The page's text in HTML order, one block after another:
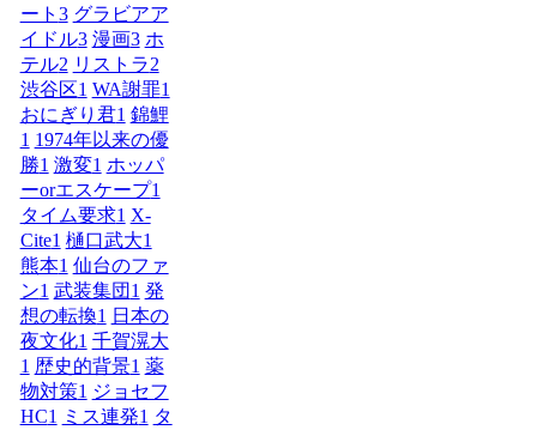
ート 3 グラビアア
イドル3 漫画3 ホ
テル2 リストラ2
渋谷区1 WA謝罪1
おにぎり君1 錦鯉
1 1974年以来の優
勝1 激変1 ホッパ
ーorエスケープ1
タイム要求1 X-
Cite1 樋口武大1
熊本1 仙台のファ
ン1 武装集団 1 発
想の転換1 日本の
夜文化1 千賀滉大
1 歴史的背景1 薬
物対策1 ジョセフ
HC1 ミス連発1 タ